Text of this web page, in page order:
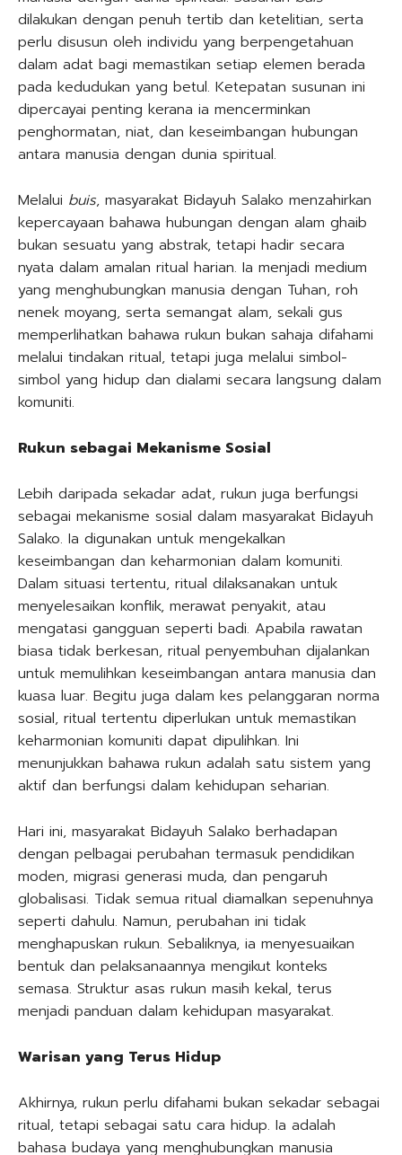
dilakukan dengan penuh tertib dan ketelitian, serta
perlu disusun oleh individu yang berpengetahuan
dalam adat bagi memastikan setiap elemen berada
pada kedudukan yang betul. Ketepatan susunan ini
dipercayai penting kerana ia mencerminkan
penghormatan, niat, dan keseimbangan hubungan
antara manusia dengan dunia spiritual.
Melalui buis, masyarakat Bidayuh Salako menzahirkan
kepercayaan bahawa hubungan dengan alam ghaib
bukan sesuatu yang abstrak, tetapi hadir secara
nyata dalam amalan ritual harian. Ia menjadi medium
yang menghubungkan manusia dengan Tuhan, roh
nenek moyang, serta semangat alam, sekali gus
memperlihatkan bahawa rukun bukan sahaja difahami
melalui tindakan ritual, tetapi juga melalui simbol-
simbol yang hidup dan dialami secara langsung dalam
komuniti.
Rukun sebagai Mekanisme Sosial
Lebih daripada sekadar adat, rukun juga berfungsi
sebagai mekanisme sosial dalam masyarakat Bidayuh
Salako. Ia digunakan untuk mengekalkan
keseimbangan dan keharmonian dalam komuniti.
Dalam situasi tertentu, ritual dilaksanakan untuk
menyelesaikan konflik, merawat penyakit, atau
mengatasi gangguan seperti badi. Apabila rawatan
biasa tidak berkesan, ritual penyembuhan dijalankan
untuk memulihkan keseimbangan antara manusia dan
kuasa luar. Begitu juga dalam kes pelanggaran norma
sosial, ritual tertentu diperlukan untuk memastikan
keharmonian komuniti dapat dipulihkan. Ini
menunjukkan bahawa rukun adalah satu sistem yang
aktif dan berfungsi dalam kehidupan seharian.
Hari ini, masyarakat Bidayuh Salako berhadapan
dengan pelbagai perubahan termasuk pendidikan
moden, migrasi generasi muda, dan pengaruh
globalisasi. Tidak semua ritual diamalkan sepenuhnya
seperti dahulu. Namun, perubahan ini tidak
menghapuskan rukun. Sebaliknya, ia menyesuaikan
bentuk dan pelaksanaannya mengikut konteks
semasa. Struktur asas rukun masih kekal, terus
menjadi panduan dalam kehidupan masyarakat.
Warisan yang Terus Hidup
Akhirnya, rukun perlu difahami bukan sekadar sebagai
ritual, tetapi sebagai satu cara hidup. Ia adalah
bahasa budaya yang menghubungkan manusia